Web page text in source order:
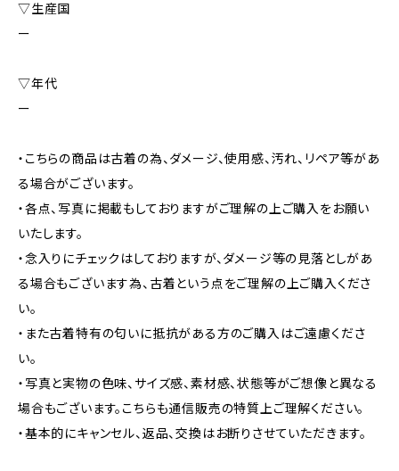
▽生産国
ー
▽年代
ー
・こちらの商品は古着の為、ダメージ、使用感、汚れ、リペア等があ
る場合がございます。
・各点、写真に掲載もしておりますがご理解の上ご購入をお願い
いたします。
・念入りにチェックはしておりますが、ダメージ等の見落としがあ
る場合もございます為、古着という点をご理解の上ご購入くださ
い。
・また古着特有の匂いに抵抗がある方のご購入はご遠慮くださ
い。
・写真と実物の色味、サイズ感、素材感、状態等がご想像と異なる
場合もございます。こちらも通信販売の特質上ご理解ください。
・基本的にキャンセル、返品、交換はお断りさせていただきます。